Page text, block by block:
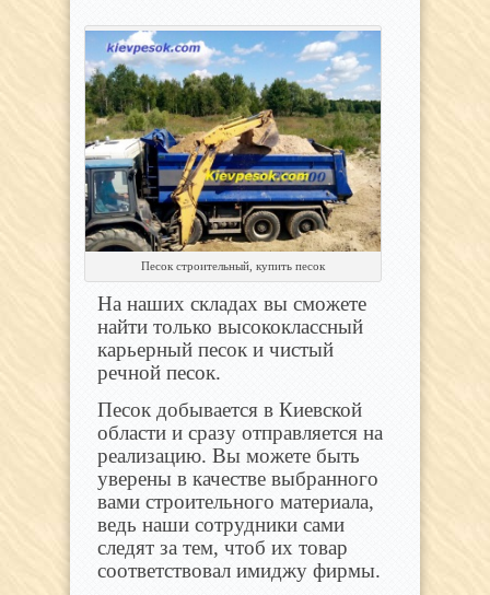
Песок строительный, купить песок
На наших складах вы сможете
найти только высококлассный
карьерный песок и чистый
речной песок.
Песок добывается в Киевской
области и сразу отправляется на
реализацию. Вы можете быть
уверены в качестве выбранного
вами строительного материала,
ведь наши сотрудники сами
следят за тем, чтоб их товар
соответствовал имиджу фирмы.